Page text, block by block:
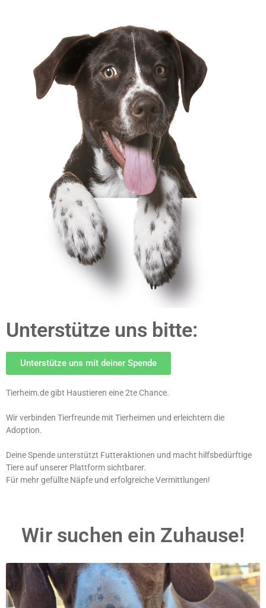
Unterstütze uns bitte:
Unterstütze uns mit deiner Spende
Tierheim.degibt Haustieren eine 2te Chance.
Wir verbinden Tierfreunde mit Tierheimen und erleichtern die
Adoption.
Deine Spende unterstützt Futteraktionen und macht hilfsbedürftige
Tiere auf unserer Plattform sichtbarer.
Für mehr gefüllte Näpfe und erfolgreiche Vermittlungen!
Wir suchen ein Zuhause!